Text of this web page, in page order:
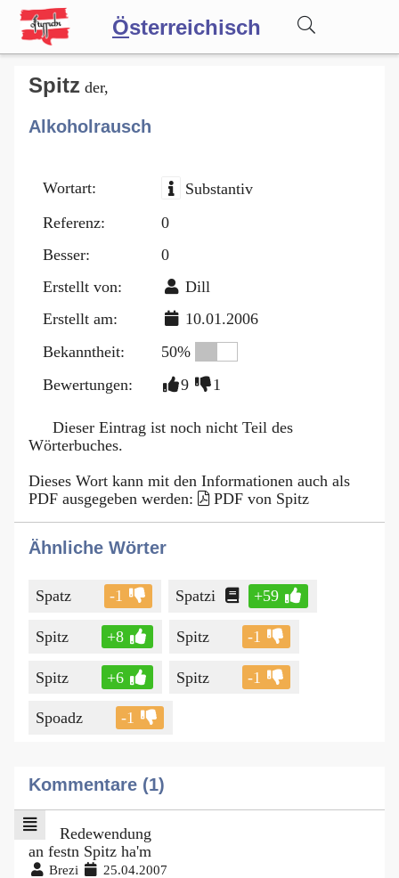
Österreichisch
Wörterbuch
Forum
Blog
Spitz der,
Alkoholrausch
Wortart:
Substantiv
Referenz:
0
Besser:
0
Erstellt von:
Dill
Erstellt am:
10.01.2006
Bekanntheit:
50%
Bewertungen:
9 1
Dieser Eintrag ist noch nicht Teil des
Wörterbuches.
Dieses Wort kann mit den Informationen auch als
PDF ausgegeben werden:
PDF von Spitz
Ähnliche Wörter
Spatz -1 Spatzi +59
Spitz +8 Spitz -1
Spitz +6 Spitz -1
Spoadz -1
Kommentare (1)
Redewendung
an festn Spitz ha'm
Brezi 25.04.2007